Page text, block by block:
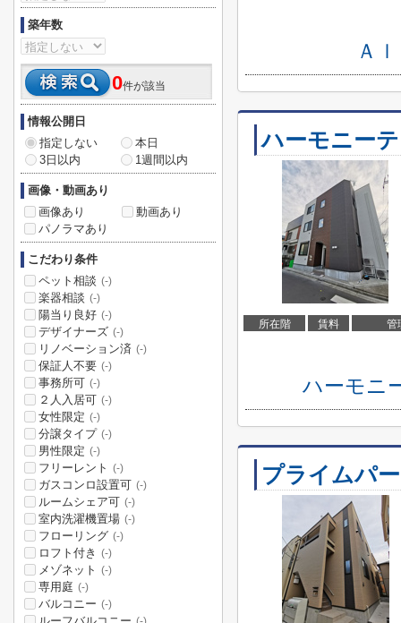
Ａ
ハーモニー
所在階 賃料 管
ハーモニ
プライムパ
築年数
0件が該当
情報公開日
指定しない
本日
3日以内
1週間以内
画像・動画あり
画像あり
動画あり
パノラマあり
こだわり条件
ペット相談 (-)
楽器相談 (-)
陽当り良好 (-)
デザイナーズ (-)
リノベーション済 (-)
保証人不要 (-)
事務所可 (-)
２人入居可 (-)
女性限定 (-)
分譲タイプ (-)
男性限定 (-)
フリーレント (-)
ガスコンロ設置可 (-)
ルームシェア可 (-)
室内洗濯機置場 (-)
フローリング (-)
ロフト付き (-)
メゾネット (-)
専用庭 (-)
バルコニー (-)